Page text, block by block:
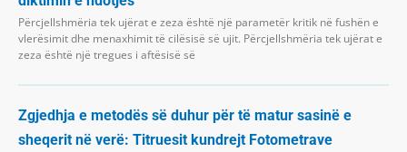
Përcjellshmëria tek ujërat e zeza është një parametër kritik në fushën e
vlerësimit dhe menaxhimit të cilësisë së ujit. Përcjellshmëria tek ujërat e
zeza është një tregues i aftësisë së
Zgjedhja e metodës së duhur për të matur sasinë e
sheqerit në verë: Titruesit kundrejt Fotometrave